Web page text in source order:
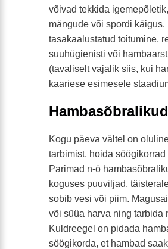
võivad tekkida
mängude või spordi
tasakaalustatud toitumine,
suuhügienisti või
(tavaliselt vajalik siis, kui
kaariese esimesele
Kogu päeva vältel on
tarbimist, hoida
Parimad n-ö
koguses puuviljad,
sobib vesi või piim.
või süüa harva ning tarbida
Kuldreegel on pidada
söögikorda, et hambad